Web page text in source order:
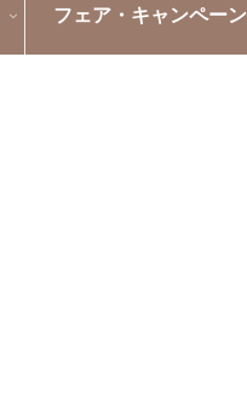
フェア・キャンペーン